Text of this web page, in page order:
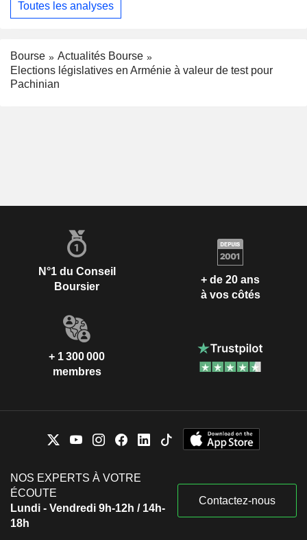
Toutes les analyses
Bourse
Actualités Bourse
Elections législatives en Arménie à valeur de test pour
Pachinian
N°1 du Conseil
Boursier
+ de 20 ans
à vos côtés
+ 1 300 000
membres
NOS EXPERTS À VOTRE
ÉCOUTE
Lundi - Vendredi 9h-12h / 14h-
18h
Contactez-nous